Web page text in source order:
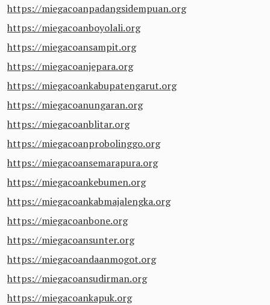
https://miegacoanpadangsidempuan.org
https://miegacoanboyolali.org
https://miegacoansampit.org
https://miegacoanjepara.org
https://miegacoankabupatengarut.org
https://miegacoanungaran.org
https://miegacoanblitar.org
https://miegacoanprobolinggo.org
https://miegacoansemarapura.org
https://miegacoankebumen.org
https://miegacoankabmajalengka.org
https://miegacoanbone.org
https://miegacoansunter.org
https://miegacoandaanmogot.org
https://miegacoansudirman.org
https://miegacoankapuk.org